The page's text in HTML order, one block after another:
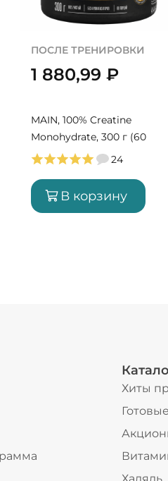
ПОСЛЕ ТРЕНИРОВКИ
1 880,99 ₽
MAIN, 100% Creatine
Monohydrate, 300 г (60
порций)
24
В корзину
Хиты